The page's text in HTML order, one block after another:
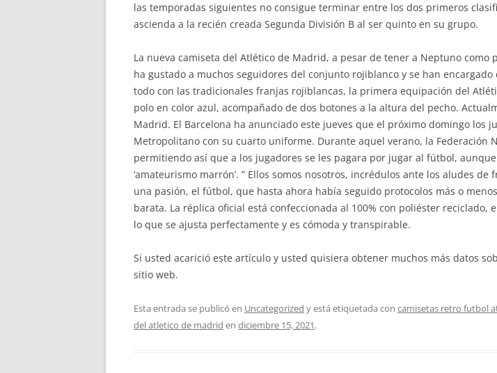
las temporadas siguientes no consigue terminar entre los dos primeros
ascienda a la recién creada Segunda División B al ser quinto en su grupo.
La nueva camiseta del Atlético de Madrid, a pesar de tener a Neptuno como
ha gustado a muchos seguidores del conjunto rojiblanco y se han
todo con las tradicionales franjas rojiblancas, la primera equipación del
polo en color azul, acompañado de dos botones a la altura del pecho.
Madrid. El Barcelona ha anunciado este jueves que el próximo domingo los
Metropolitano con su cuarto uniforme. Durante aquel verano, la Federación
permitiendo así que a los jugadores se les pagara por jugar al fútbol,
‘amateurismo marrón’. ” Ellos somos nosotros, incrédulos ante los aludes
una pasión, el fútbol, que hasta ahora había seguido protocolos más o
barata. La réplica oficial está confeccionada al 100% con poliéster
lo que se ajusta perfectamente y es cómoda y transpirable.
Si usted acarició este artículo y usted quisiera obtener muchos más datos
sitio web.
Esta entrada se publicó en Uncategorized y está etiquetada con camisetas retro futbol
del atletico de madrid en diciembre 15, 2021.